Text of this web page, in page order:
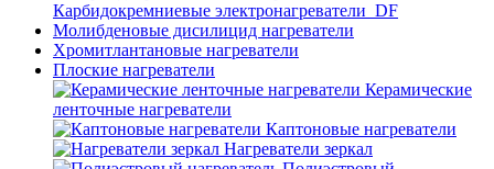
Карбидокремниевые электронагреватели_DF
Молибденовые дисилицид нагреватели
Хромитлантановые нагреватели
Плоские нагреватели
Керамические
ленточные нагреватели
Каптоновые нагреватели
Нагреватели зеркал